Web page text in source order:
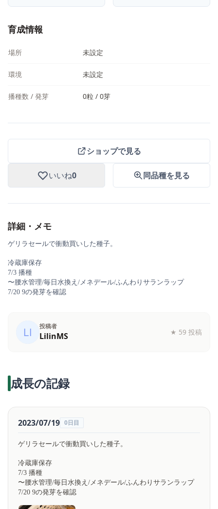
育成情報
場所 未設定
環境 未設定
播種数 / 発芽 0粒 / 0芽
ショップで見る
いいね0 同品種を見る
詳細・メモ
ゲリラセールで衝動買いした種子。
冷蔵庫保存
7/3 播種
〜腰水管理/毎日水換え /メネデール/ふんわりサランラップ
7/20 9の発芽を確認
投稿者
LilinMS ★ 59 投稿
成長の記録
2023/07/19 0日目
ゲリラセールで衝動買いした種子。
冷蔵庫保存
7/3 播種
〜腰水管理/毎日水換え /メネデール/ふんわりサランラップ
7/20 9の発芽を確認